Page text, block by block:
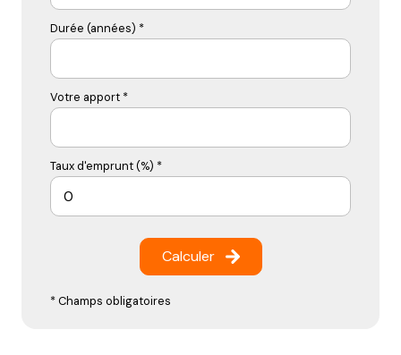
Durée (années) *
Votre apport *
Taux d'emprunt (%) *
Calculer
* Champs obligatoires